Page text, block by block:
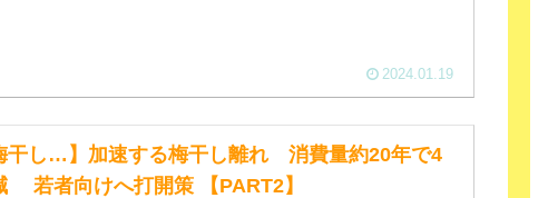
2024.01.19
干し…】加速する梅干し離れ 消費量約20年で4
若者向けへ打開策 【PART2】